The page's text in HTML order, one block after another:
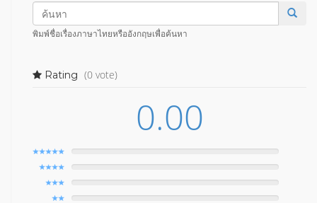
พิมพ์ชื่อเรื่องภาษาไทยหรืออังกฤษเพื่อค้นหา
Rating (0 vote)
0.00